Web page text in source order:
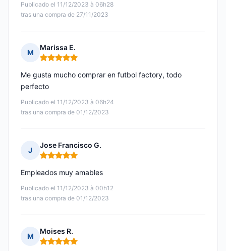
Publicado el 11/12/2023 à 06h28
tras una compra de 27/11/2023
M
Marissa E.
Nota: 5 de 5
Publicado el 11/12/2023 à 06h24
tras una compra de 01/12/2023
Me gusta mucho comprar en futbol factory, todo
perfecto
J
Jose Francisco G.
Nota: 5 de 5
Publicado el 11/12/2023 à 00h12
tras una compra de 01/12/2023
Empleados muy amables
M
Moises R.
Nota: 5 de 5